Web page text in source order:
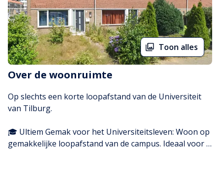
Toon alles
Over de woonruimte
Op slechts een korte loopafstand van de Universiteit
van Tilburg.
🎓 Ultiem Gemak voor het Universiteitsleven: Woon op
gemakkelijke loopafstand van de campus. Ideaal voor